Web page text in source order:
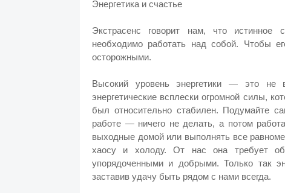
Энергетика и счастье
Экстрасенс говорит нам, что истинное
необходимо работать над собой. Чтобы
осторожными.
Высокий уровень энергетики — это не
энергетические всплески огромной силы,
был относительно стабилен. Подумайте
работе — ничего не делать, а потом
выходные домой или выполнять все
хаосу и холоду. От нас она требует
упорядоченными и добрыми. Только так
заставив удачу быть рядом с нами всегда.